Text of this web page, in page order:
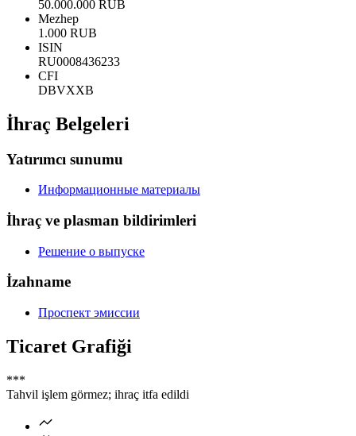
50.000.000 RUB
Mezhep
1.000 RUB
ISIN
RU0008436233
CFI
DBVXXB
İhraç Belgeleri
Yatırımcı sunumu
Информационные материалы
İhraç ve plasman bildirimleri
Решение о выпуске
İzahname
Проспект эмиссии
Ticaret Grafiği
***
Tahvil işlem görmez; ihraç itfa edildi